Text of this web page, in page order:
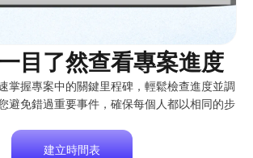
目了然查看專案進度
掌握專案中的關鍵里程碑，輕鬆檢查進度並調
避免錯過重要事件，確保每個人都以相同的步
建立時間表